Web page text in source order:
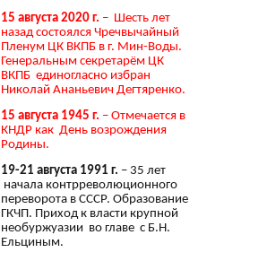
15 августа 2020 г. – Шесть лет
назад состоялся Чречвычайный
Пленум ЦК ВКПБ в г. Мин-Воды.
Генеральным секретарём ЦК
ВКПБ единогласно избран
Николай Ананьевич Дегтяренко.
15 августа 1945 г. – Отмечается в
КНДР как День возрождения
Родины.
19-21 августа 1991 г. – 35 лет
начала контрреволюционного
переворота в СССР. Образование
ГКЧП. Приход к власти крупной
необуржуазии во главе с Б.Н.
Ельциным.